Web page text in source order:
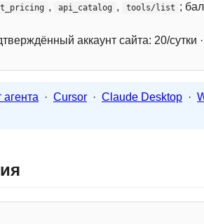
, api_catalog , tools/list ;
аккаунт сайта: 20/сутки ·
агента · Cursor · Claude Desktop ·